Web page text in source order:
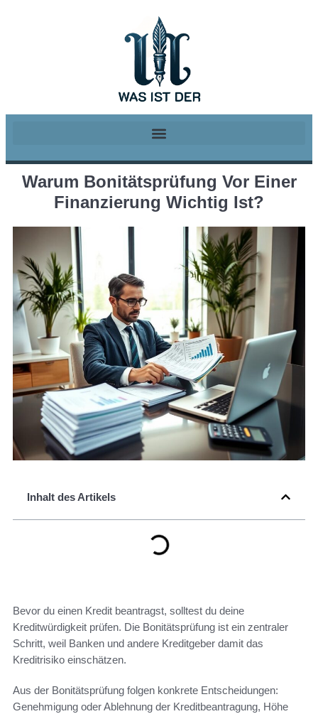
Warum Bonitätsprüfung Vor Einer
Finanzierung Wichtig Ist?
Inhalt des Artikels
Bevor du einen Kredit beantragst, solltest du deine
Kreditwürdigkeit prüfen. Die Bonitätsprüfung ist ein zentraler
Schritt, weil Banken und andere Kreditgeber damit das
Kreditrisiko einschätzen.
Aus der Bonitätsprüfung folgen konkrete Entscheidungen:
Genehmigung oder Ablehnung der Kreditbeantragung, Höhe